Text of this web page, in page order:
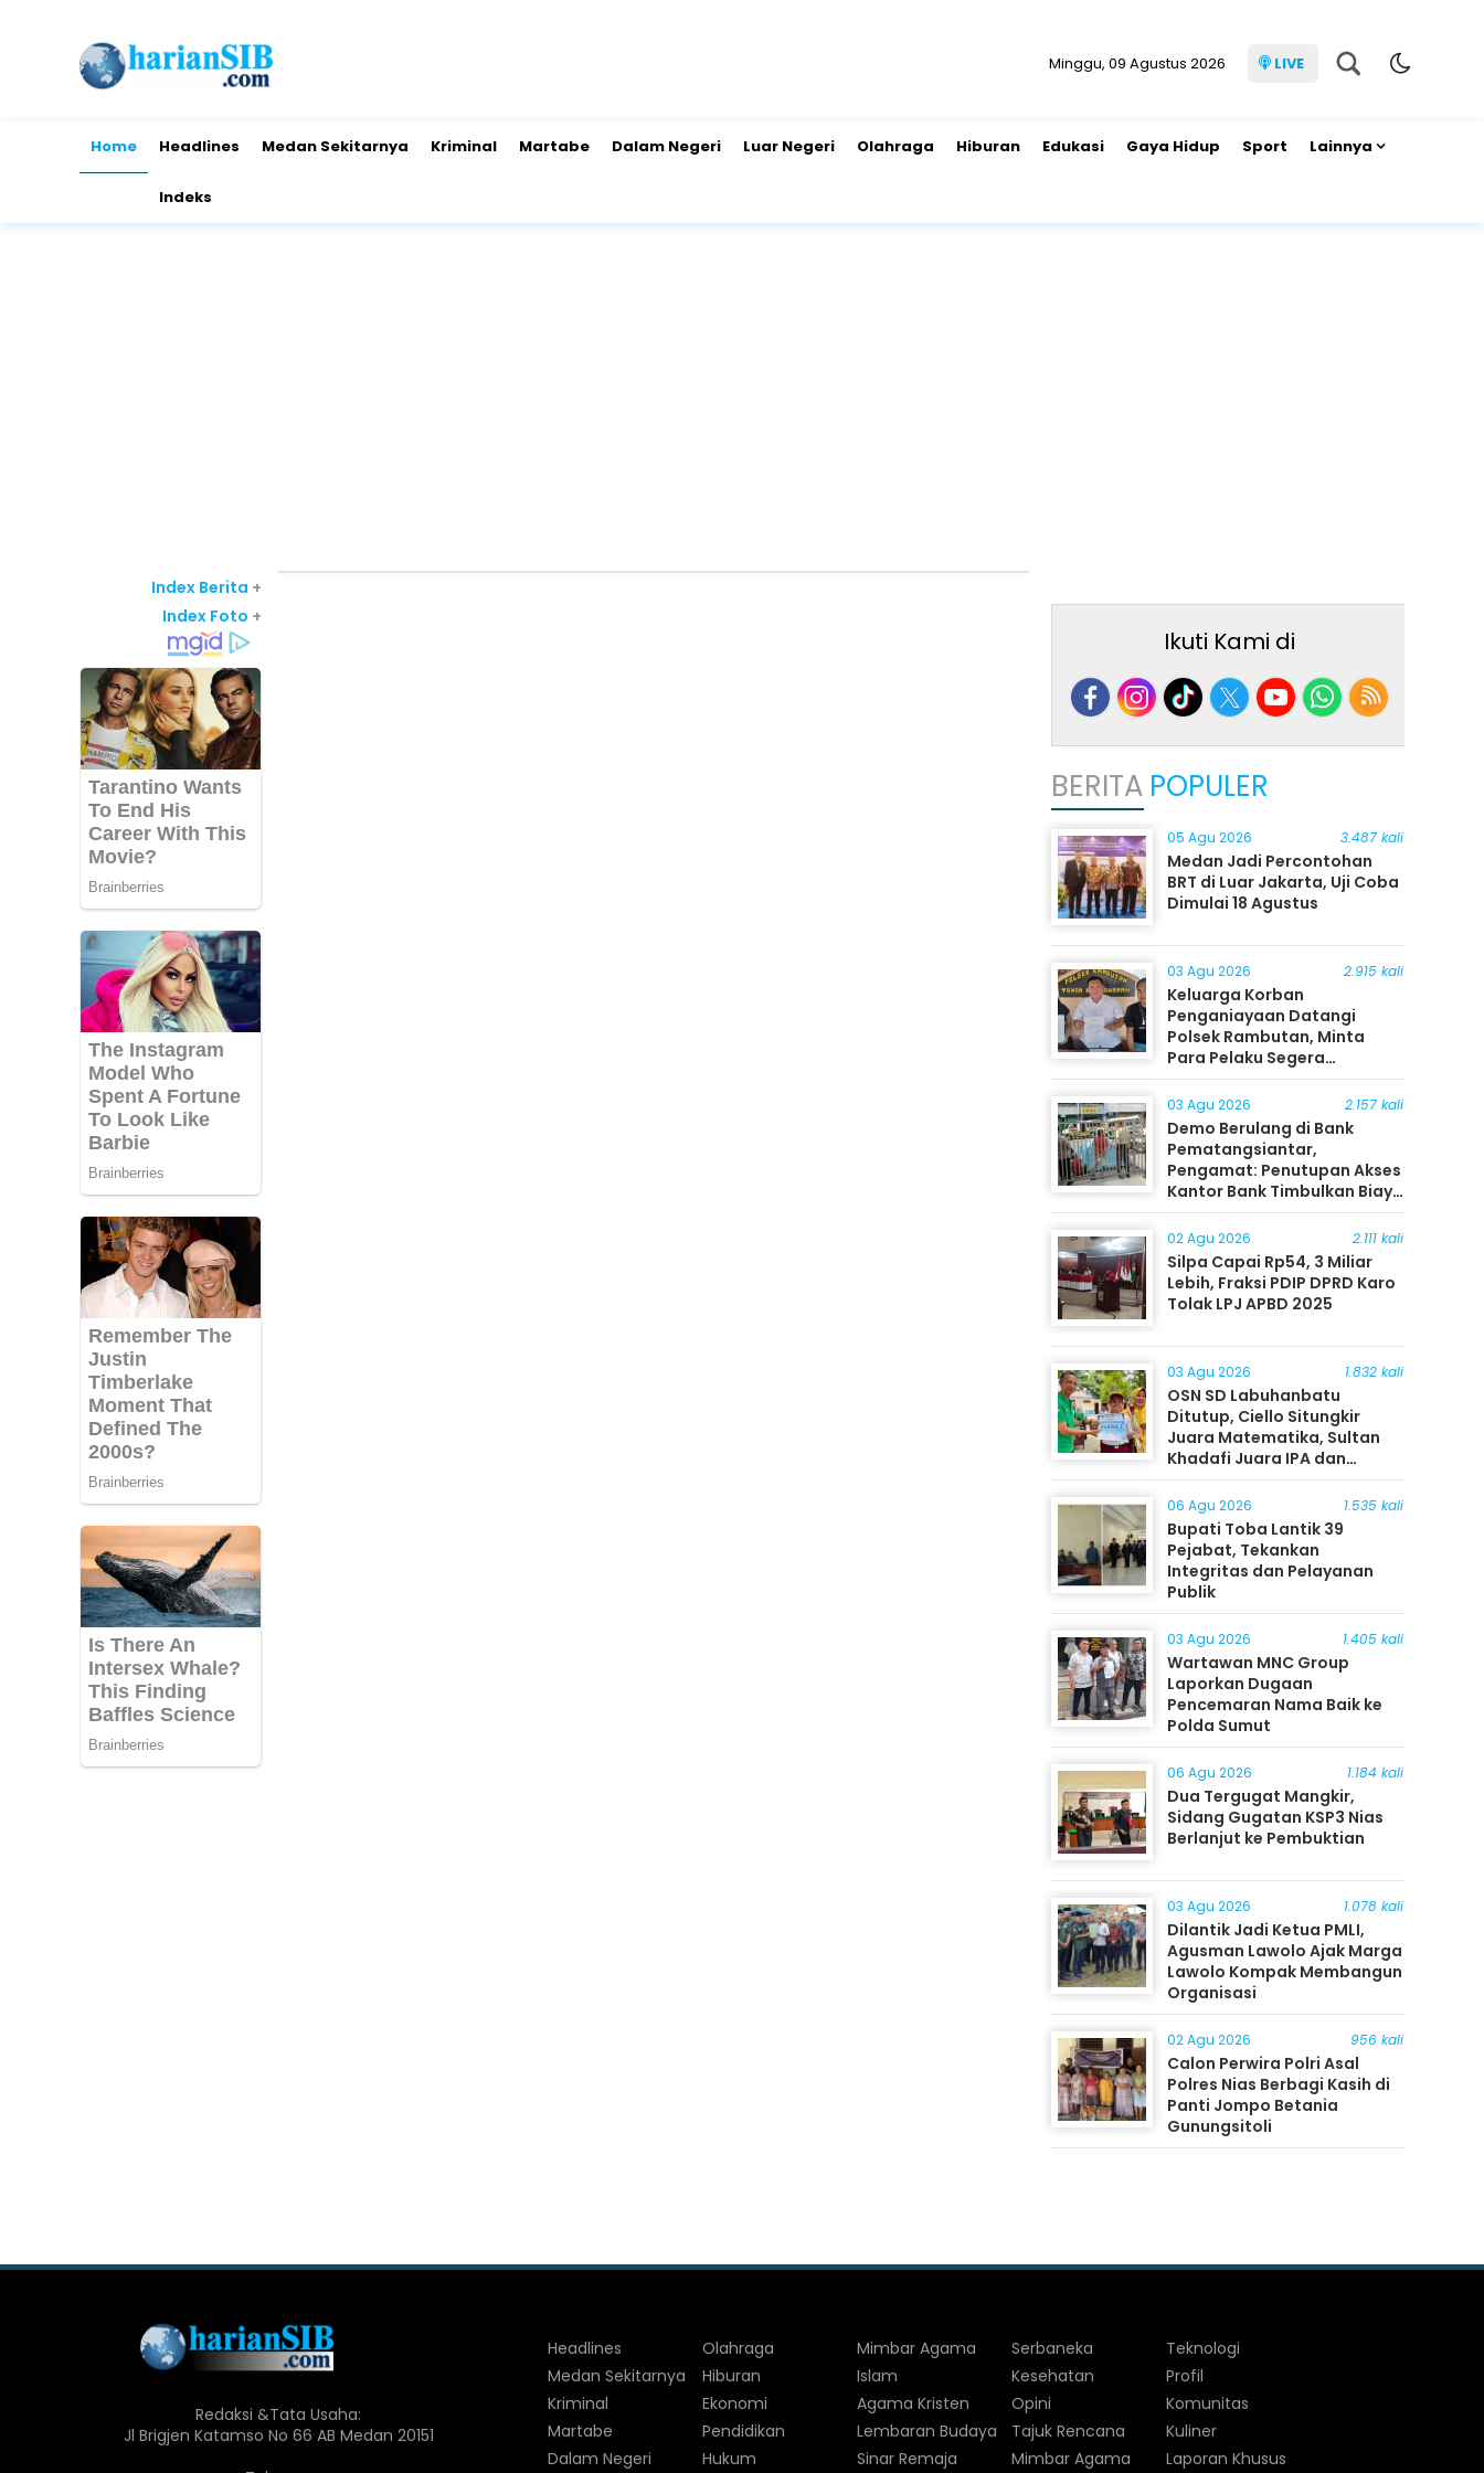
Minggu, 09 Agustus 2026 LIVE
Home Headlines Medan Sekitarnya Kriminal Martabe Dalam Negeri Luar Negeri Olahraga Hiburan Edukasi Gaya Hidup Sport Lainnya
Indeks
Index Berita +
Index Foto +
Ikuti Kami di
BERITA POPULER
05 Agu 2026 3.487 kali
Medan Jadi Percontohan
BRT di Luar Jakarta, Uji Coba
Dimulai 18 Agustus
03 Agu 2026 2.915 kali
Keluarga Korban
Penganiayaan Datangi
Polsek Rambutan, Minta
Para Pelaku Segera
Ditangkap
03 Agu 2026 2.157 kali
Demo Berulang di Bank
Pematangsiantar,
Pengamat: Penutupan Akses
Kantor Bank Timbulkan Biaya
Ekonomi bagi Masyarakat
02 Agu 2026 2.111 kali
Silpa Capai Rp54, 3 Miliar
Lebih, Fraksi PDIP DPRD Karo
Tolak LPJ APBD 2025
03 Agu 2026 1.832 kali
OSN SD Labuhanbatu
Ditutup, Ciello Situngkir
Juara Matematika, Sultan
Khadafi Juara IPA dan
Timothy Rangkuti Juara IPS
06 Agu 2026 1.535 kali
Bupati Toba Lantik 39
Pejabat, Tekankan
Integritas dan Pelayanan
Publik
03 Agu 2026 1.405 kali
Wartawan MNC Group
Laporkan Dugaan
Pencemaran Nama Baik ke
Polda Sumut
06 Agu 2026 1.184 kali
Dua Tergugat Mangkir,
Sidang Gugatan KSP3 Nias
Berlanjut ke Pembuktian
03 Agu 2026 1.078 kali
Dilantik Jadi Ketua PMLI,
Agusman Lawolo Ajak Marga
Lawolo Kompak Membangun
Organisasi
02 Agu 2026 956 kali
Calon Perwira Polri Asal
Polres Nias Berbagi Kasih di
Panti Jompo Betania
Gunungsitoli
Redaksi &Tata Usaha:
Jl Brigjen Katamso No 66 AB Medan 20151
Headlines
Medan Sekitarnya
Kriminal
Martabe
Dalam Negeri
Olahraga
Hiburan
Ekonomi
Pendidikan
Hukum
Mimbar Agama
Islam
Agama Kristen
Lembaran Budaya
Sinar Remaja
Serbaneka
Kesehatan
Opini
Tajuk Rencana
Mimbar Agama
Teknologi
Profil
Komunitas
Kuliner
Laporan Khusus